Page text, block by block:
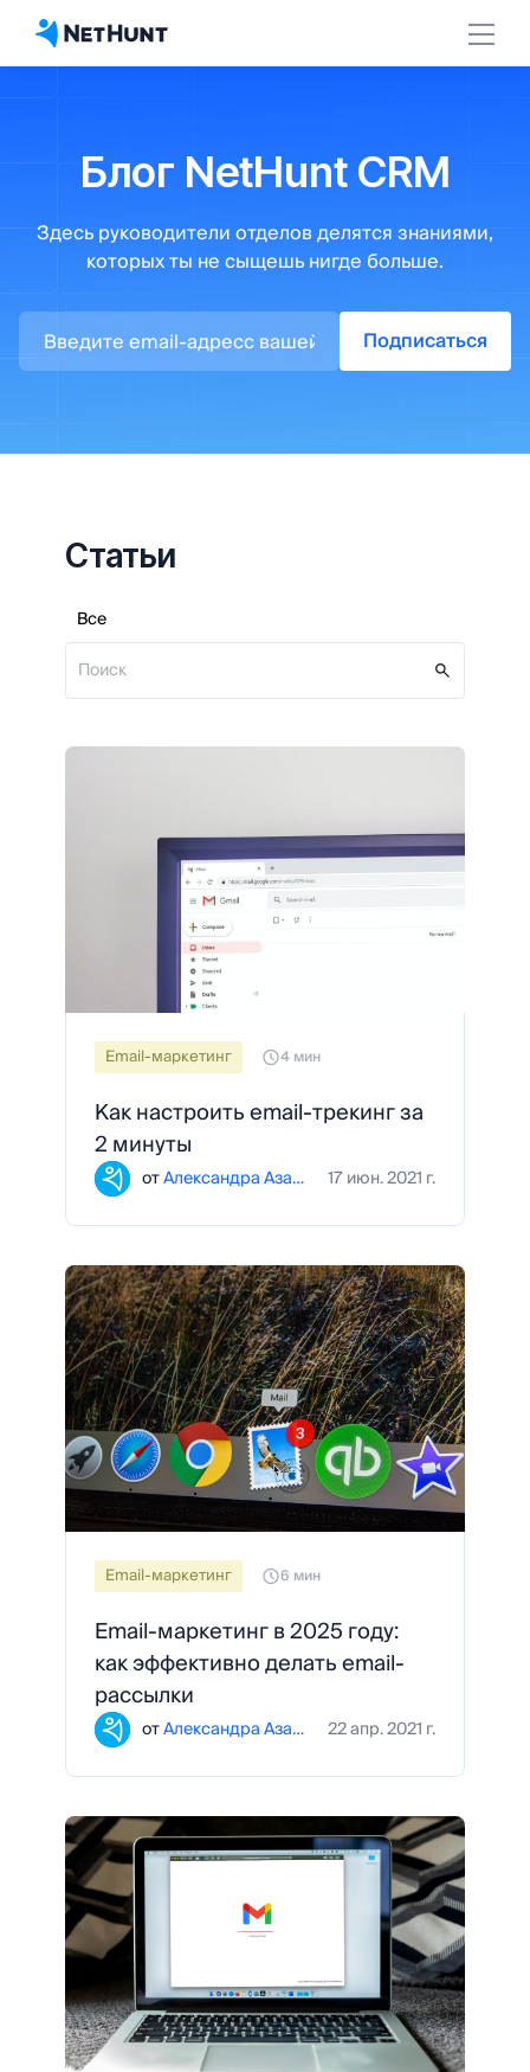
Блог NetHunt CRM
Здесь руководители отделовделятся знаниями,
которых ты не сыщешь нигде больше.
Подписаться
Статьи
Все
Email-маркетинг 4 мин
Как настроить email-трекинг за
2 минуты
от Александра Азарова 17 июн. 2021 г.
Email-маркетинг 6 мин
Email-маркетинг в 2025 году:
как эффективно делать email-
рассылки
от Александра Азарова 22 апр. 2021 г.